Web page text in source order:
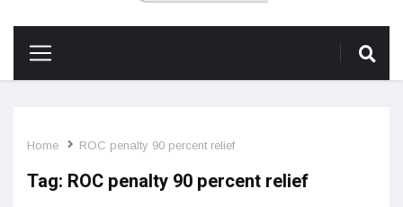
Home ROC penalty 90 percent relief
Tag: ROC penalty 90 percent relief